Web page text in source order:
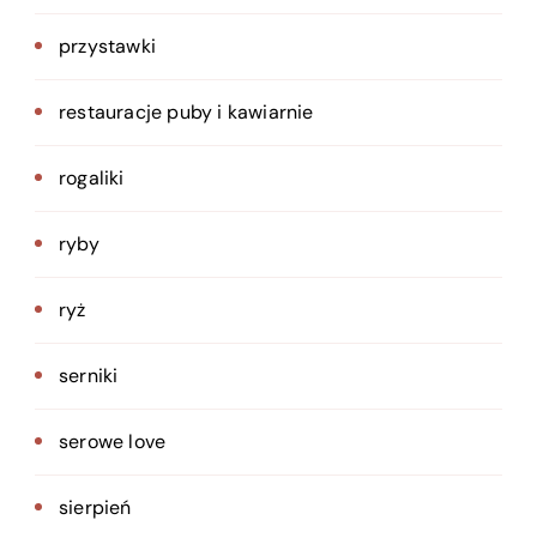
przystawki
restauracje puby i kawiarnie
rogaliki
ryby
ryż
serniki
serowe love
sierpień